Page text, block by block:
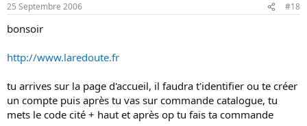
25 Septembre 2006 #18
bonsoir
http://www.laredoute.fr
tu arrives sur la page d'accueil, il faudra t'identifier ou te créer
un compte puis après tu vas sur commande catalogue, tu
mets le code cité + haut et après op tu fais ta commande